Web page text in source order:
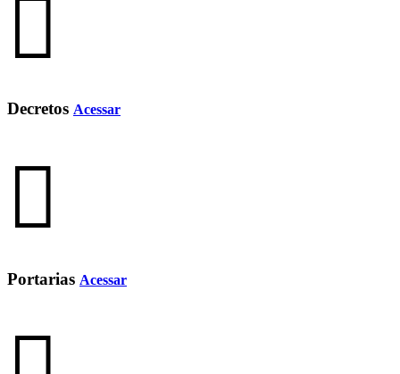
Decretos Acessar
Portarias Acessar